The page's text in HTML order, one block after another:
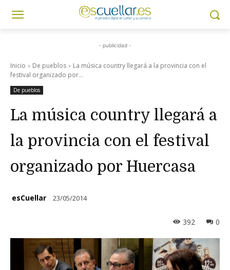
- publicidad -
Inicio De pueblos
La música country llegará a la provincia con el
festival organizado por...
De pueblos
La música country llegará a
la provincia con el festival
organizado por Huercasa
esCuellar 23/05/2014
0
392